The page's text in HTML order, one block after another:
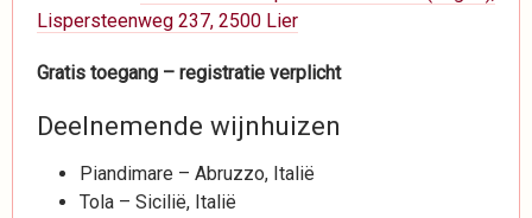
Lispersteenweg 237, 2500 Lier
Gratis toegang – registratie verplicht
Deelnemende wijnhuizen
Piandimare – Abruzzo, Italië
Tola – Sicilië, Italië